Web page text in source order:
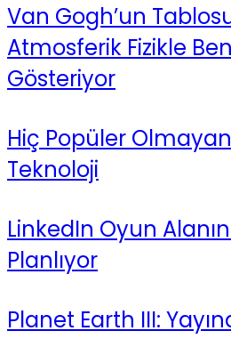
Van Gogh’un
Atmosferik Fizikle
Gösteriyor
Hiç Popüler
Teknoloji
LinkedIn Oyun
Planlıyor
Planet Earth III: